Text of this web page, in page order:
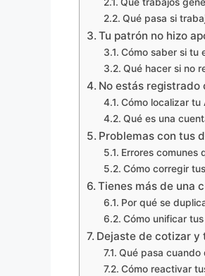
Qué pasa si
Tu patrón no hizo
Cómo saber si tu
Qué hacer si no
No estás registrado
Cómo localizar tu
Qué es una
Problemas con tus
Errores comunes
Cómo corregir
Tienes más de una
Por qué se
Cómo unificar
Dejaste de cotizar y
Qué pasa cuando
Cómo reactivar